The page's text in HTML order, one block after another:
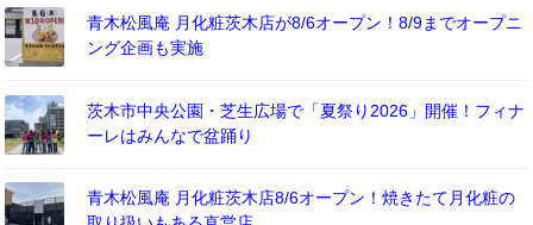
青木松風庵 月化粧茨木店が8/6オープン！8/9までオープニ
ング企画も実施
茨木市中央公園・芝生広場で「夏祭り2026」開催！フィナ
ーレはみんなで盆踊り
青木松風庵 月化粧茨木店8/6オープン！焼きたて月化粧の